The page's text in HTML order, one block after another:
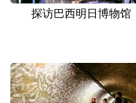
English Español
Русский язык
探访巴西明日博物馆